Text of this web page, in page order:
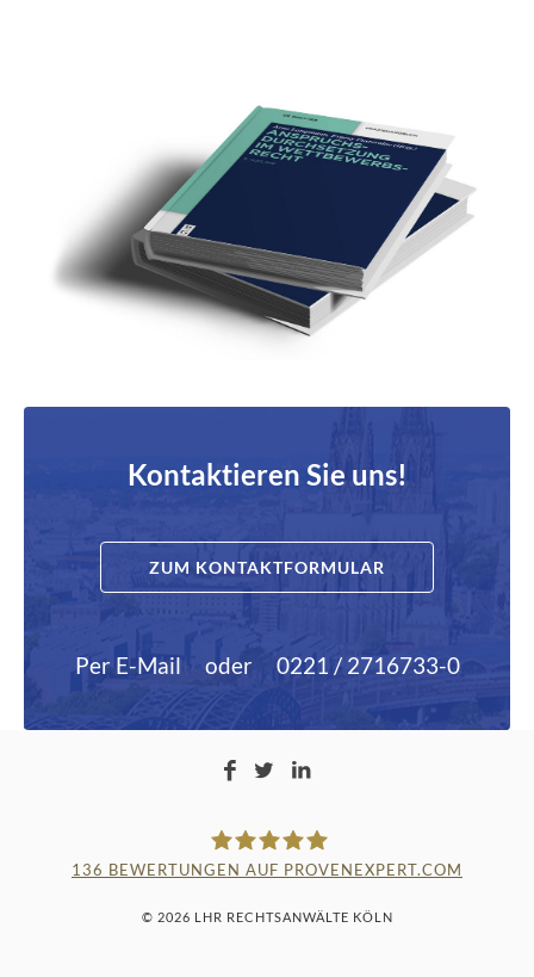
Kontaktieren Sie uns!
ZUM KONTAKTFORMULAR
Per E-Mail oder 0221 / 2716733-0
LAMPMANN, HABERKAMM &
136 BEWERTUNGEN AUF PROVENEXPERT.COM
© 2026 LHR RECHTSANWÄLTE KÖLN